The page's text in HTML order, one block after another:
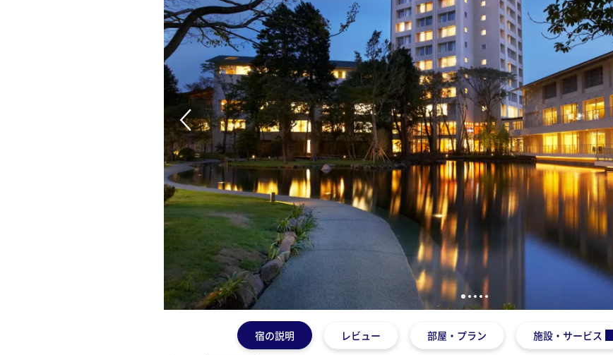
1 2 3 4 5
宿の説明 レビュー 部屋・プラン 施設・サービス